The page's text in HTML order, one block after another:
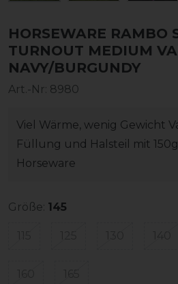
HORSEWARE RAMBO
TURNOUT MEDIUM
NAVY/BURGUNDY
Art.-Nr: 8980
Viel Wärme, wenig Gewicht
Füllung und Halsteil mit
Horseware
Größe: 145